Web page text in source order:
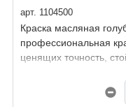
арт. 1104500
Краска масляная
профессиональная
ценящих точность,